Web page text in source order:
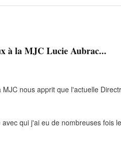
à la MJC Lucie Aubrac...
nous apprit que l'actuelle
qui j'ai eu de nombreuses fois